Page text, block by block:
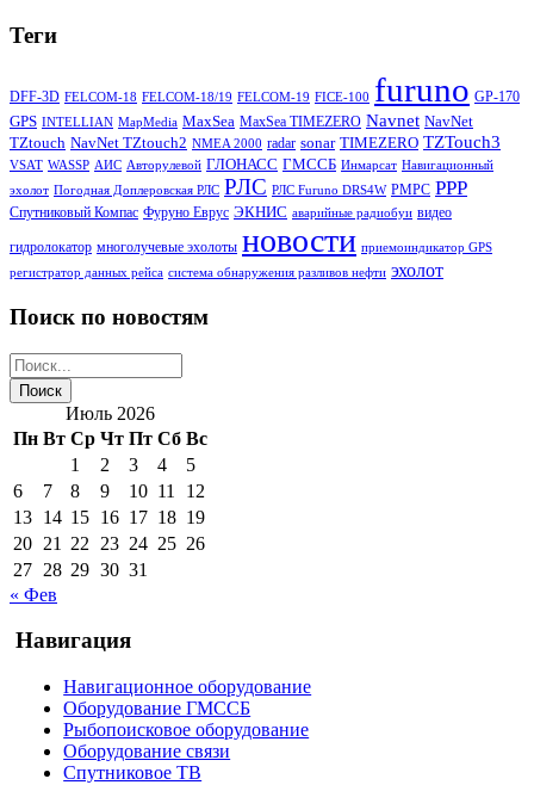
Теги
DFF-3D FELCOM-18 FELCOM-18/19 FELCOM-19 FICE-100 furuno GP-170
GPS INTELLIAN MapMedia MaxSea MaxSea TIMEZERO Navnet NavNet
TZtouch NavNet TZtouch2 NMEA 2000 radar sonar TIMEZERO TZTouch3
VSAT WASSP АИС Авторулевой ГЛОНАСС ГМССБ Инмарсат Навигационный
эхолот Погодная Доплеровская РЛС РЛС РЛС Furuno DRS4W РМРС РРР
Спутниковый Компас Фуруно Еврус ЭКНИС аварийные радиобуи видео
гидролокатор многолучевые эхолоты новости приемоиндикатор GPS
регистратор данных рейса система обнаружения разливов нефти эхолот
Поиск по новостям
Июль 2026
Пн Вт Ср Чт Пт Сб Вс
1
2 3 4
5
6
7 8 9 10 11
12
13 14 15 16 17 18 19
20 21 22 23 24 25 26
27 28 29 30 31
« Фев
Навигация
Навигационное оборудование
Оборудование ГМССБ
Рыбопоисковое оборудование
Оборудование связи
Спутниковое ТВ